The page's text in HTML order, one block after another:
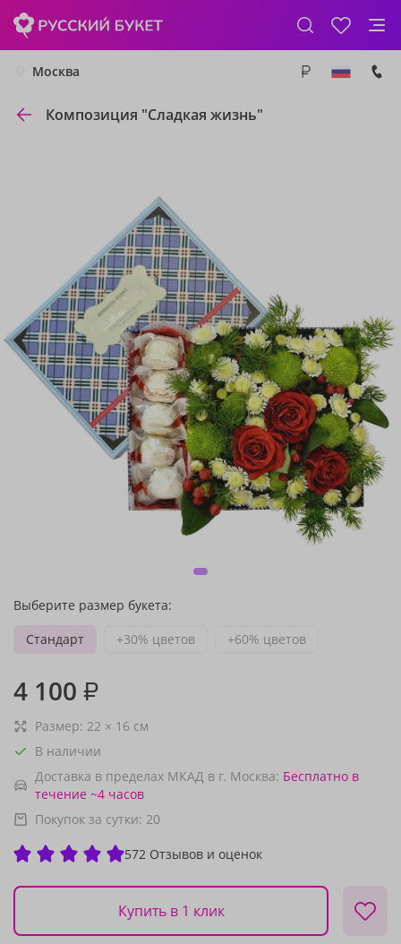
Москва
Композиция "Сладкая жизнь"
Выберите размер букета:
Стандарт
+30% цветов +60% цветов
4 100 ₽
Размер: 22 × 16 см
В наличии
Доставка в пределах МКАД в г. Москва: Бесплатно в
течение ~4 часов
Покупок за сутки: 20
572 Отзывов и оценок
Купить в 1 клик